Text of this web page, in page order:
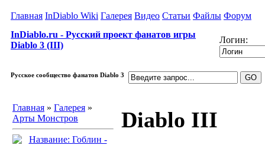
Главная InDiablo Wiki Галерея Видео Статьи Файлы Форум
InDiablo.ru - Русский проект фанатов игры
Diablo 3 (III)
Логин:
Русское сообщество фанатов Diablo 3
Главная » Галерея »
Арты Монстров
Diablo III